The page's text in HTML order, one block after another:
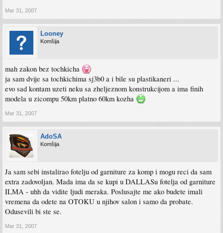
Mar 31, 2007
Looney
Komšija
mah zakon bez tochkicha
ja sam dvije sa tochkichima sj3b0 a i bile su plastikaneri ...
evo sad kontam uzeti neku sa zheljeznom konstrukcijom a ima finih
modela u zicompu 50km platno 60km kozha
Mar 31, 2007
AdoSA
Komšija
Ja sam sebi instalirao fotelju od garniture za komp i mogu reci da sam
extra zadovoljan. Mada ima da se kupi u DALLASu fotelja od garniture
ILMA - uhh da vidite ljudi meraka. Poslusajte me ako budete imali
vremena da odete na OTOKU u njihov salon i samo da probate.
Odusevili bi ste se.
Mar 31, 2007